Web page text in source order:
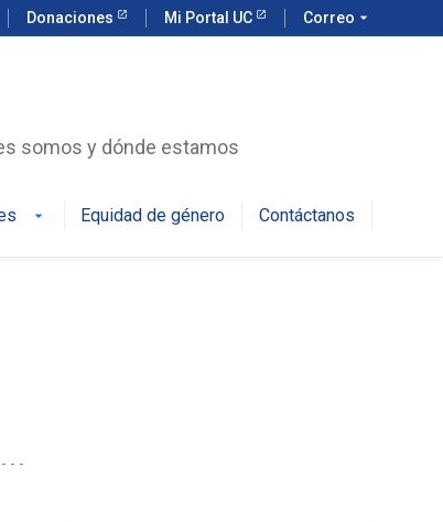
Donaciones Mi Portal UC Correo arrow_drop_down
somos y dónde estamos
arrow_drop_down Equidad de género Contáctanos